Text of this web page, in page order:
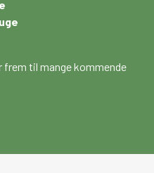
frem til mange kommende